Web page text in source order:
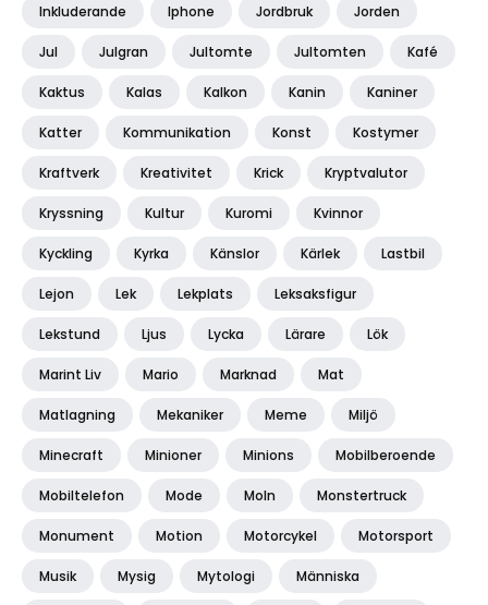
Inkluderande Iphone Jordbruk Jorden
Jul Julgran Jultomte Jultomten Kafé
Kaktus Kalas Kalkon Kanin Kaniner
Katter Kommunikation Konst Kostymer
Kraftverk Kreativitet Krick Kryptvalutor
Kryssning Kultur Kuromi Kvinnor
Kyckling Kyrka Känslor Kärlek Lastbil
Lejon Lek Lekplats Leksaksfigur
Lekstund Ljus Lycka Lärare Lök
Marint Liv Mario Marknad Mat
Matlagning Mekaniker Meme Miljö
Minecraft Minioner Minions Mobilberoende
Mobiltelefon Mode Moln Monstertruck
Monument Motion Motorcykel Motorsport
Musik Mysig Mytologi Människa